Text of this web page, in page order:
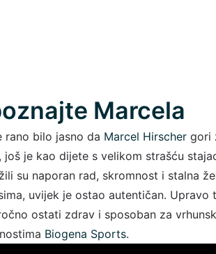
Marcela
rano bilo jasno da Marcel Hirscher gori
još je kao dijete s velikom strašću
su naporan rad, skromnost i stalna
uvijek je ostao autentičan.
ostati zdrav i sposoban za
Biogena Sports.